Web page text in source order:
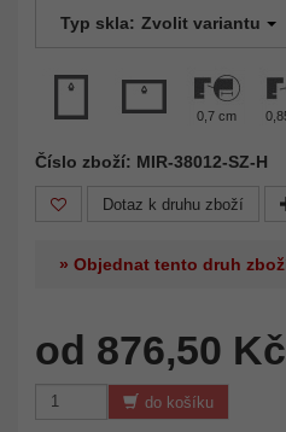
Typ skla: Zvolit variantu
0,7 cm
Číslo zboží: MIR-38012-SZ-H
Dotaz k druhu zboží
» Objednat tento druh
od 876,50 Kč
do košíku